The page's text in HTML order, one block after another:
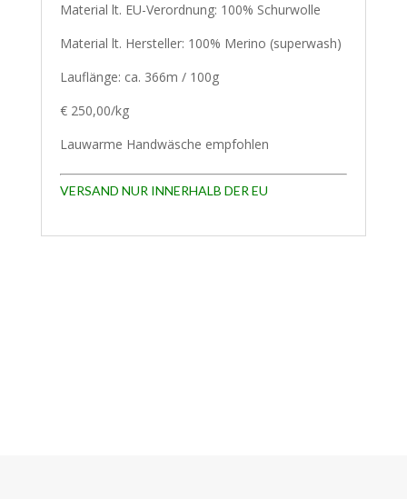
Material lt. EU-Verordnung: 100% Schurwolle
Material lt. Hersteller: 100% Merino (superwash)
Lauflänge: ca. 366m / 100g
€ 250,00/kg
Lauwarme Handwäsche empfohlen
VERSAND NUR INNERHALB DER EU